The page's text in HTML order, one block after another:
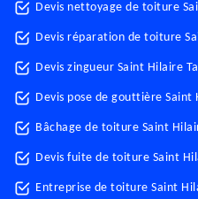
Devis nettoyage de toiture
Devis réparation de toiture
Devis zingueur Saint Hilaire
Devis pose de gouttière Saint
Bâchage de toiture Saint
Devis fuite de toiture Saint
Entreprise de toiture Saint